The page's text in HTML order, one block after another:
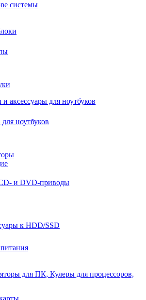
системы
аксессуары для ноутбуков
ноутбуков
и DVD-приводы
к HDD/SSD
для ПК, Кулеры для процессоров,